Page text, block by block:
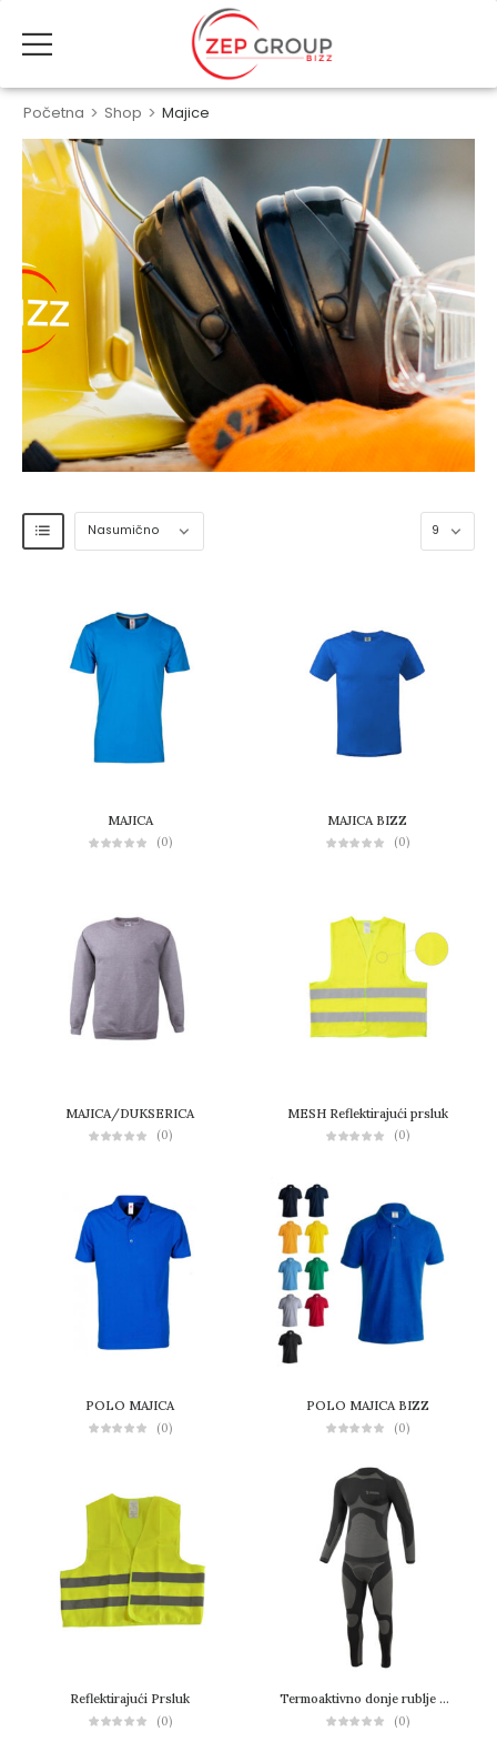
Početna > Shop > Majice
MAJICA
(0)
MAJICA BIZZ
(0)
MAJICA/DUKSERICA
(0)
MESH Reflektirajući prsluk
(0)
POLO MAJICA
(0)
POLO MAJICA BIZZ
(0)
Reflektirajući Prsluk
(0)
Termoaktivno donje rublje STARWIND
(0)